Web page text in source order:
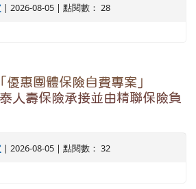
| 2026-08-05 | 點閱數： 28
優惠團體保險自費專案」
人壽保險承接並由精聯保險負
| 2026-08-05 | 點閱數： 32